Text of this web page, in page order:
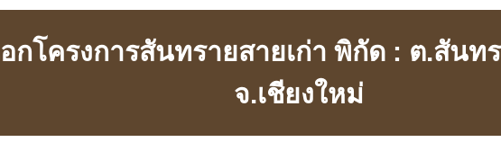
กโครงการสันทรายสายเก่า พิกัด : ต.สันท
จ.เชียงใหม่